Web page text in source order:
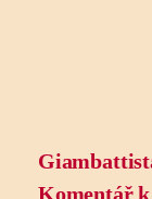
Komentář